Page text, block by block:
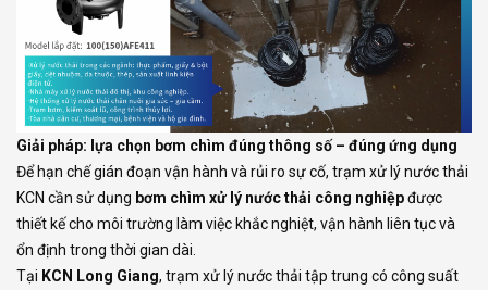
Giải pháp: lựa chọn bơm chìm đúng thông số – đúng ứng dụng
Để hạn chế gián đoạn vận hành và rủi ro sự cố, trạm xử lý nước thải
KCN cần sử dụng bơm chìm xử lý nước thải công nghiệpđược
thiết kế cho môi trường làm việc khắc nghiệt, vận hành liên tục và
ổn định trong thời gian dài.
Tại KCN Long Giang, trạm xử lý nước thải tập trung có công suất